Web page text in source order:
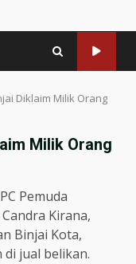
Diklaim Milik Orang
Milik Orang
Pemuda
Kirana,
Binjai Kota,
jual belikan.